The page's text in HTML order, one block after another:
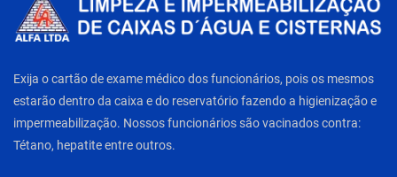
Exija o cartão de exame médico dos funcionários, pois os mesmos
estarão dentro da caixa e do reservatório fazendo a higienização e
impermeabilização. Nossos funcionários são vacinados contra:
Tétano, hepatite entre outros.